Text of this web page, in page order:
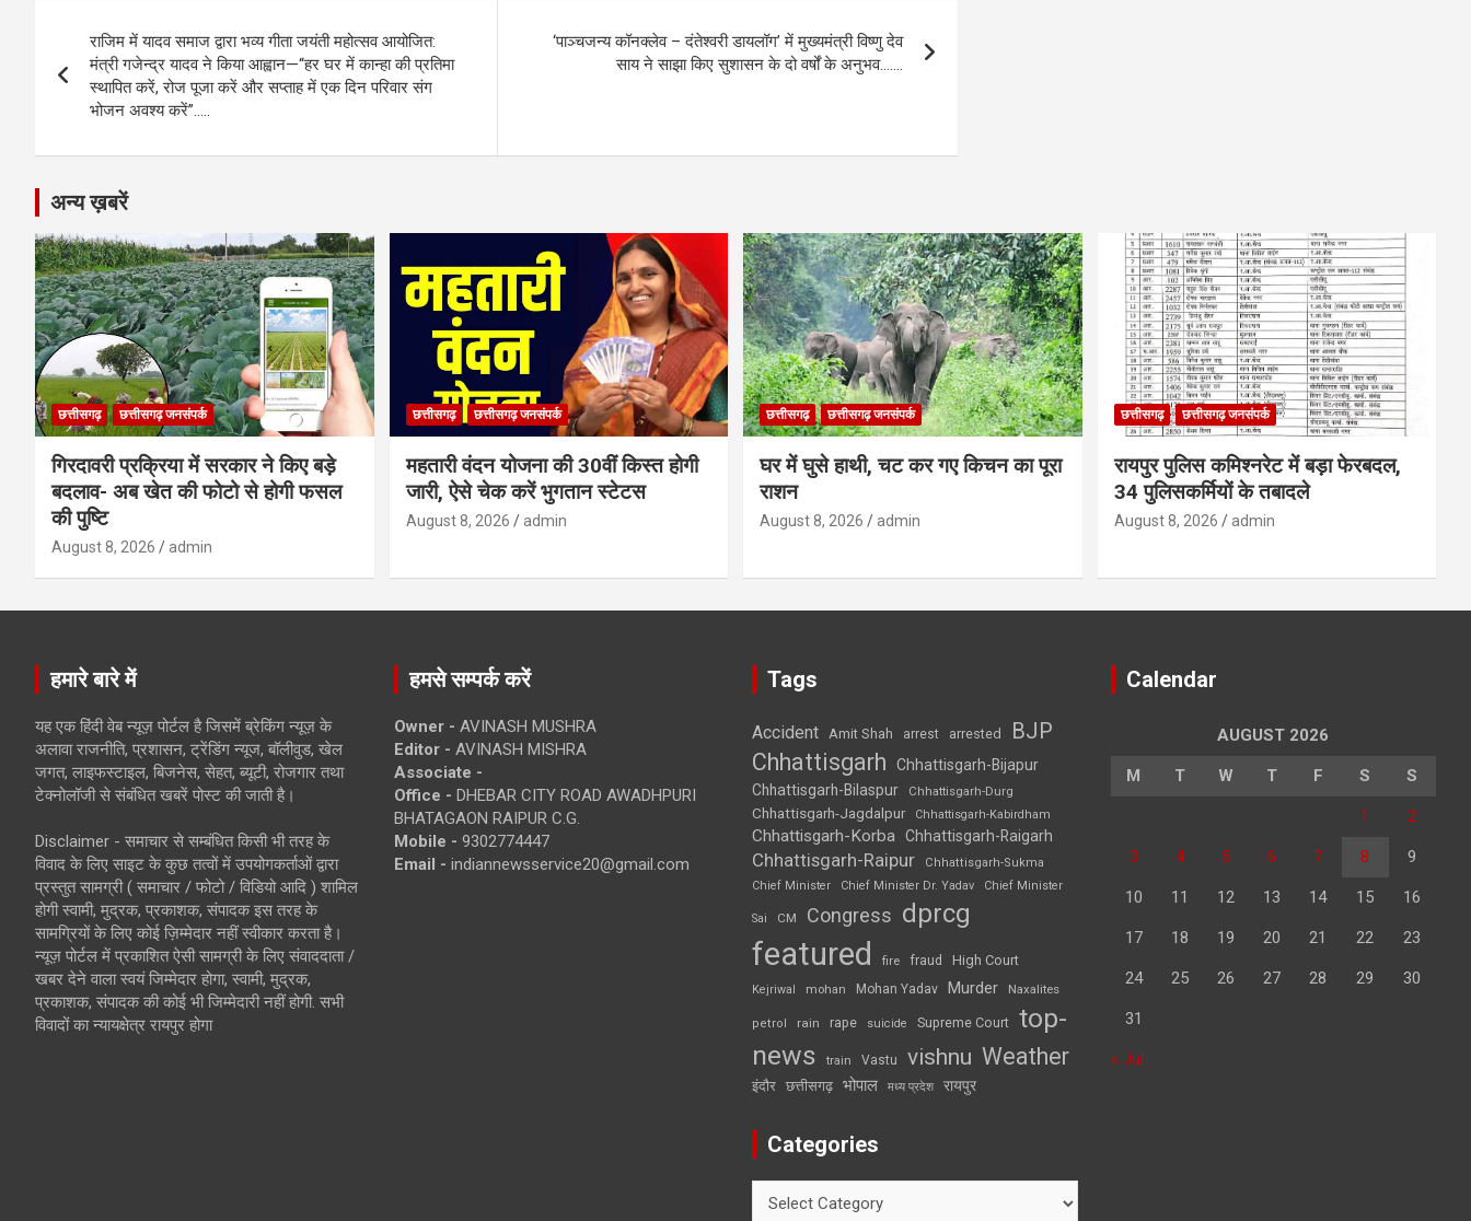
o
o
k
g
er
A
p
p
a
m
n
k
navigation
राजिम में यादव समाज द्वारा भव्य गीता जयंती महोत्सव आयोजित:
मंत्री गजेन्द्र यादव ने किया आह्वान—“हर घर में कान्हा की प्रतिमा
स्थापित करें, रोज पूजा करें और सप्ताह में एक दिन परिवार संग
भोजन अवश्य करें”…..
‘पाञ्चजन्य कॉनक्लेव – दंतेश्वरी डायलॉग’ में मुख्यमंत्री विष्णु देव
साय ने साझा किए सुशासन के दो वर्षों के अनुभव…….
अन्य ख़बरें
छत्तीसगढ़ छत्तीसगढ़ जनसंपर्क
गिरदावरी प्रक्रिया में सरकार ने किए बड़े
बदलाव- अब खेत की फोटो से होगी फसल
की पुष्टि
August 8, 2026 admin
छत्तीसगढ़ छत्तीसगढ़ जनसंपर्क
महतारी वंदन योजना की 30वीं किस्त होगी
जारी, ऐसे चेक करें भुगतान स्टेटस
August 8, 2026 admin
छत्तीसगढ़ छत्तीसगढ़ जनसंपर्क
घर में घुसे हाथी, चट कर गए किचन का पूरा
राशन
August 8, 2026 admin
छत्तीसगढ़ छत्तीसगढ़ जनसंपर्क
रायपुर पुलिस कमिश्नरेट में बड़ा फेरबदल,
34 पुलिसकर्मियों के तबादले
August 8, 2026 admin
हमारे बारे में
यह एक हिंदी वेब न्यूज़ पोर्टल है जिसमें ब्रेकिंग न्यूज़ के
अलावा राजनीति, प्रशासन, ट्रेंडिंग न्यूज, बॉलीवुड, खेल
जगत, लाइफस्टाइल, बिजनेस, सेहत, ब्यूटी, रोजगार तथा
टेक्नोलॉजी से संबंधित खबरें पोस्ट की जाती है।
Disclaimer - समाचार से सम्बंधित किसी भी तरह के
विवाद के लिए साइट के कुछ तत्वों में उपयोगकर्ताओं द्वारा
प्रस्तुत सामग्री ( समाचार / फोटो / विडियो आदि ) शामिल
होगी स्वामी, मुद्रक, प्रकाशक, संपादक इस तरह के
सामग्रियों के लिए कोई ज़िम्मेदार नहीं स्वीकार करता है।
न्यूज़ पोर्टल में प्रकाशित ऐसी सामग्री के लिए संवाददाता /
खबर देने वाला स्वयं जिम्मेदार होगा, स्वामी, मुद्रक,
प्रकाशक, संपादक की कोई भी जिम्मेदारी नहीं होगी. सभी
विवादों का न्यायक्षेत्र रायपुर होगा
हमसे सम्पर्क करें
Owner - AVINASH MUSHRA
Editor - AVINASH MISHRA
Associate -
Office - DHEBAR CITY ROAD AWADHPURI
BHATAGAON RAIPUR C.G.
Mobile - 9302774447
Email - indiannewsservice20@gmail.com
Tags
Accident Amit Shah arrest arrested BJP
Chhattisgarh
Chhattisgarh-Bijapur
Chhattisgarh-Bilaspur
Chhattisgarh-Durg
Chhattisgarh-Jagdalpur Chhattisgarh-Kabirdham
Chhattisgarh-Korba Chhattisgarh-Raigarh
Chhattisgarh-Raipur
Chhattisgarh-Sukma
Chief Minister
Chief Minister Dr. Yadav Chief Minister
Sai CM Congress dprcg
featured fire fraud High Court
Kejriwal mohan Mohan Yadav Murder Naxalites
petrol rain rape suicide Supreme Court top-
news
train Vastu vishnu Weather
इंदौर छत्तीसगढ़ भोपाल मध्य प्रदेश रायपुर
Categories
Calendar
AUGUST 2026
M T W T F S S
1 2
3 4 5 6 7 8 9
10 11 12 13 14 15 16
17 18 19 20 21 22 23
24 25 26 27 28 29 30
31
« Jul